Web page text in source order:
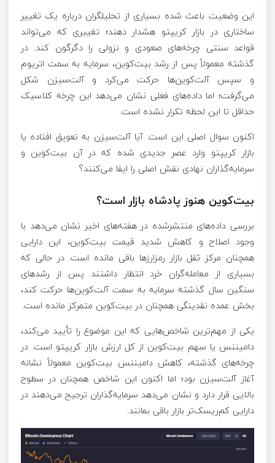
این وضعیت باعث شده بسیاری از تحلیلگران درباره یک تغییر
ساختاری در بازار کریپتو هشدار دهند؛ تغییری که می‌تواند
قواعد سنتی چرخه‌های صعودی و نزولی را دگرگون کند. در
گذشته معمولاً پس از رشد بیت‌کوین، سرمایه به سمت اتریوم
و سپس آلت‌کوین‌ها حرکت می‌کرد و آلت‌سیزن شکل
می‌گرفت؛ اما داده‌های فعلی نشان می‌دهد این چرخه کلاسیک
حداقل تا این لحظه تکرار نشده است.
اکنون سوال اصلی این است: آیا آلت‌سیزن به تعویق افتاده یا
بازار کریپتو وارد عصر جدیدی شده که در آن بیت‌کوین و
سرمایه‌گذاران نهادی نقش اصلی را ایفا می‌کنند؟
بیت‌کوین هنوز پادشاه بازار است؟
بررسی داده‌های منتشرشده در هفته‌های اخیر نشان می‌دهد با
وجود اصلاح و کاهش شدید قیمت بیت‌کوین، این دارایی
همچنان مرکز ثقل بازار رمزارزها باقی مانده است. در حالی که
بسیاری از معامله‌گران خرد انتظار داشتند پس از رشدهای
سنگین سال گذشته سرمایه به سمت آلت‌کوین‌ها حرکت کند،
بخش عمده نقدینگی همچنان در بیت‌کوین متمرکز مانده است.
یکی از مهم‌ترین شاخص‌هایی که این موضوع را تأیید می‌کند،
دامیننس یا سهم بیت‌کوین از کل ارزش بازار کریپتو است. در
چرخه‌های گذشته، کاهش دامیننس بیت‌کوین معمولاً نشانه
آغاز آلت‌سیزن بود؛ اما اکنون این شاخص همچنان در سطوح
بالایی قرار دارد و نشان می‌دهد سرمایه‌گذاران ترجیح می‌دهند در
دارایی کم‌ریسک‌تر بازار باقی بمانند.